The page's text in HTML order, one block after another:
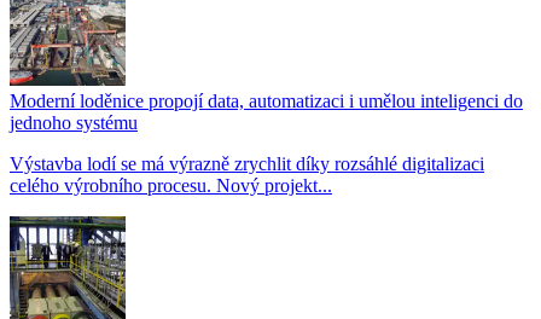
Moderní loděnice propojí data, automatizaci i umělou inteligenci do
jednoho systému
Výstavba lodí se má výrazně zrychlit díky rozsáhlé digitalizaci
celého výrobního procesu. Nový projekt...